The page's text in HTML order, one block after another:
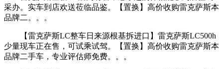
采办。实车到店欢送莅临品鉴。【置换】高价收购雷克萨斯本
品牌二。。。
【雷克萨斯LC整车日来源根基拆进口】雷克萨斯LC500h
少量现车正在售，可试乘试驾。【置换】高价收购雷克萨斯本
品牌二手车，专业评估师免费。。。